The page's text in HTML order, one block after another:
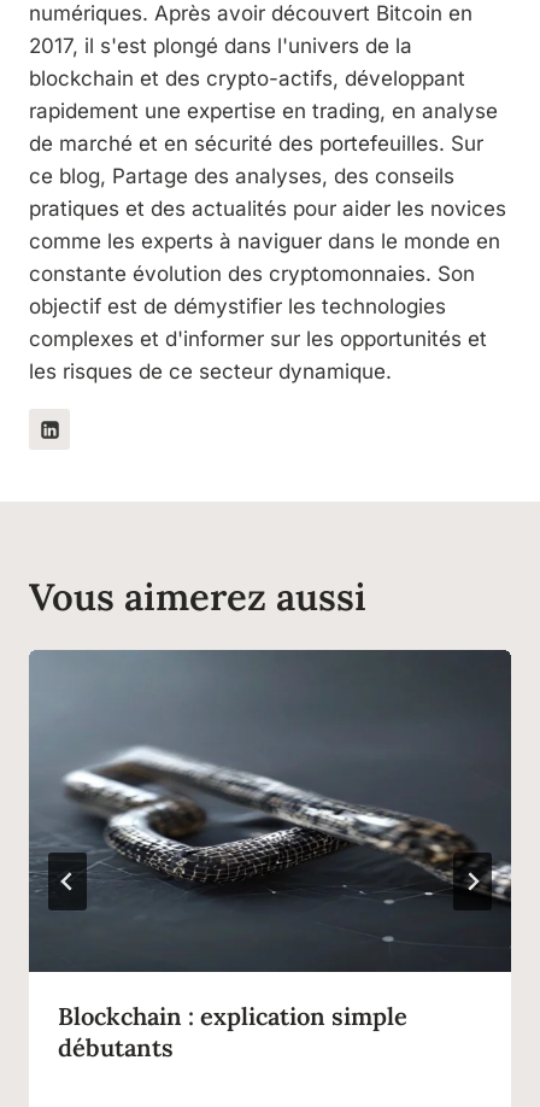
numériques. Après avoir découvert Bitcoin en
2017, il s'est plongé dans l'univers de la
blockchain et des crypto-actifs, développant
rapidement une expertise en trading, en analyse
de marché et en sécurité des portefeuilles. Sur
ce blog, Partage des analyses, des conseils
pratiques et des actualités pour aider les novices
comme les experts à naviguer dans le monde en
constante évolution des cryptomonnaies. Son
objectif est de démystifier les technologies
complexes et d'informer sur les opportunités et
les risques de ce secteur dynamique.
Vous aimerez aussi
Blockchain : explication simple
débutants